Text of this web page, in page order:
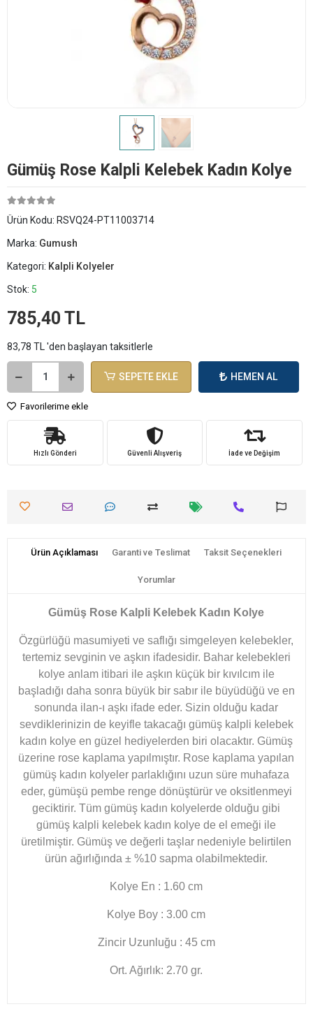
Gümüş Rose Kalpli Kelebek Kadın Kolye
Ürün Kodu: RSVQ24-PT11003714
Marka: Gumush
Kategori: Kalpli Kolyeler
Stok: 5
785,40 TL
83,78 TL 'den başlayan taksitlerle
SEPETE EKLE HEMEN AL
Favorilerime ekle
Hızlı Gönderi Güvenli Alışveriş İade ve Değişim
Ürün Açıklaması Garanti ve Teslimat Taksit Seçenekleri
Yorumlar
Gümüş Rose Kalpli Kelebek Kadın Kolye
Özgürlüğü masumiyeti ve saflığı simgeleyen kelebekler,
tertemiz sevginin ve aşkın ifadesidir. Bahar kelebekleri
kolye anlam itibari ile aşkın küçük bir kıvılcım ile
başladığı daha sonra büyük bir sabır ile büyüdüğü ve en
sonunda ilan-ı aşkı ifade eder. Sizin olduğu kadar
sevdiklerinizin de keyifle takacağı gümüş kalpli kelebek
kadın kolye en güzel hediyelerden biri olacaktır. Gümüş
üzerine rose kaplama yapılmıştır. Rose kaplama yapılan
gümüş kadın kolyeler parlaklığını uzun süre muhafaza
eder, gümüşü pembe renge dönüştürür ve oksitlenmeyi
geciktirir. Tüm gümüş kadın kolyelerde olduğu gibi
gümüş kalpli kelebek kadın kolye de el emeği ile
üretilmiştir. Gümüş ve değerli taşlar nedeniyle belirtilen
ürün ağırlığında ± %10 sapma olabilmektedir.
Kolye En : 1.60 cm
Kolye Boy : 3.00 cm
Zincir Uzunluğu : 45 cm
Ort. Ağırlık: 2.70 gr.